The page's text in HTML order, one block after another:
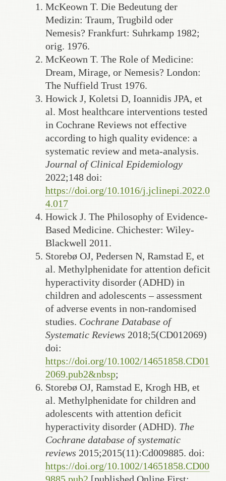
McKeown T. Die Bedeutung der
Medizin: Traum, Trugbild oder
Nemesis? Frankfurt: Suhrkamp 1982;
orig. 1976.
McKeown T. The Role of Medicine:
Dream, Mirage, or Nemesis? London:
The Nuffield Trust 1976.
Howick J, Koletsi D, Ioannidis JPA, et
al. Most healthcare interventions tested
in Cochrane Reviews not effective
according to high quality evidence: a
systematic review and meta-analysis.
Journal of Clinical Epidemiology
2022;148 doi:
https://doi.org/10.1016/j.jclinepi.2022.0
4.017
Howick J. The Philosophy of Evidence-
Based Medicine. Chichester: Wiley-
Blackwell 2011.
Storebø OJ, Pedersen N, Ramstad E, et
al. Methylphenidate for attention deficit
hyperactivity disorder (ADHD) in
children and adolescents – assessment
of adverse events in non-randomised
studies. Cochrane Database of
Systematic Reviews 2018;5(CD012069)
doi:
https://doi.org/10.1002/14651858.CD01
2069.pub2&nbsp;
Storebø OJ, Ramstad E, Krogh HB, et
al. Methylphenidate for children and
adolescents with attention deficit
hyperactivity disorder (ADHD). The
Cochrane database of systematic
reviews 2015;2015(11):Cd009885. doi:
https://doi.org/10.1002/14651858.CD00